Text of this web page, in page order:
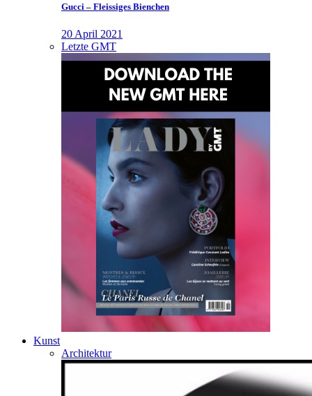
Gucci – Fleissiges Bienchen
20 April 2021
Letzte GMT
Kunst
Architektur